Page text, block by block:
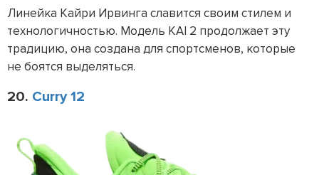
Линейка Кайри Ирвинга славится своим стилем и
технологичностью. Модель KAI 2 продолжает эту
традицию, она создана для спортсменов, которые
не боятся выделяться.
20. Curry 12